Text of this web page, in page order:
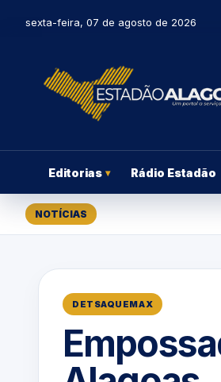
sexta-feira, 07 de agosto de 2026
Editorias ▾ Rádio Estadão
NOTÍCIAS
DETSAQUEMAX